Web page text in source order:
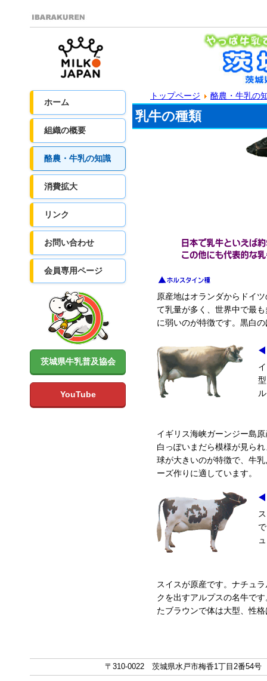
ホーム
組織の概要
酪農・牛乳の知識
消費拡大
リンク
お問い合わせ
会員専用ページ
茨城県牛乳普及協会
YouTube
トップページ 酪農・牛乳の
乳牛の種類
原産地はオランダからドイ
て乳量が多く、世界中で最
に弱いのが特徴です。黒白
イギリス海峡ガーンジー島
白っぽいまだら模様が見ら
球が大きいのが特徴で、牛
ーズ作りに適しています。
スイスが原産です。ナチュ
クを出すアルプスの名牛で
たブラウンで体は大型、性
〒310-0022 茨城県水戸市梅香1丁目2番54号